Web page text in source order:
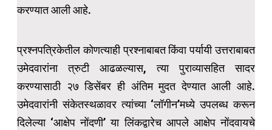
करण्यात आली आहे.
प्रश्नपत्रिकेतील कोणत्याही प्रश्नाबाबत किंवा पर्यायी उत्तराबाबत
उमेदवारांना त्रुटी आढळल्यास, त्या पुराव्यासहित सादर
करण्यासाठी २७ डिसेंबर ही अंतिम मुदत देण्यात आली आहे.
उमेदवारांनी संकेतस्थळावर त्यांच्या ‘लॉगीन’मध्ये उपलब्ध करून
दिलेल्या ‘आक्षेप नोंदणी’ या लिंकद्वारेच आपले आक्षेप नोंदवायचे